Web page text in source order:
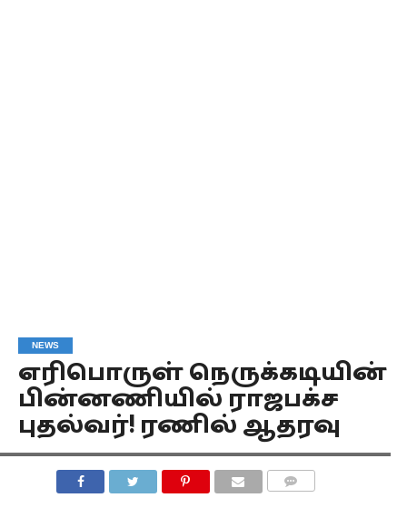
NEWS
எரிபொருள் நெருக்கடியின்
பின்னணியில் ராஜபக்ச
புதல்வர்! ரணில் ஆதரவு